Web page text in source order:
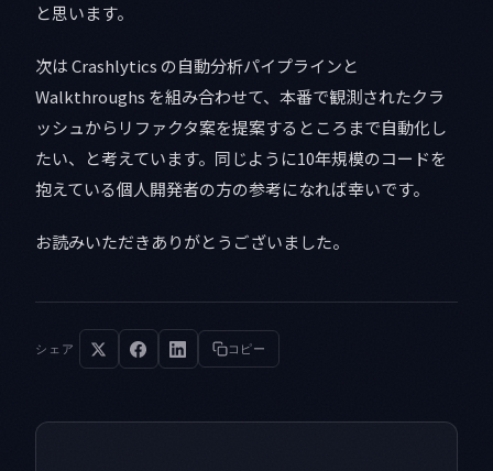
と思います。
次は Crashlytics の自動分析パイプラインと
Walkthroughs を組み合わせて、本番で観測されたクラ
ッシュからリファクタ案を提案するところまで自動化し
たい、と考えています。同じように10年規模のコードを
抱えている個人開発者の方の参考になれば幸いです。
お読みいただきありがとうございました。
シェア コピー